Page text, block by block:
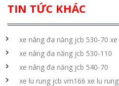
TIN TỨC KHÁC
xe nâng đa năng jcb 530-70
xe nâng đa năng jcb 530-110
xe nâng đa năng jcb 540-70
xe lu rung jcb vm166 xe lu